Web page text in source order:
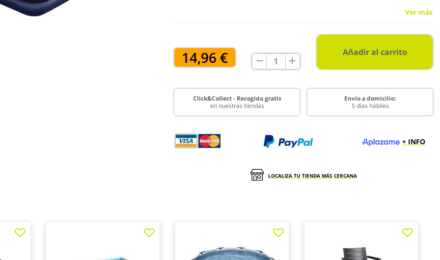
Ver más
14,96 € Añadir al carrito
Click&Collect - Recogida gratis
en nuestras tiendas
Envío a domicilio:
5 días hábiles
+ INFO
LOCALIZA TU TIENDA MÁS CERCANA